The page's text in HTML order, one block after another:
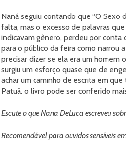
Naná seguiu contando que “O Sexo
falta, mas o excesso de palavras
indicavam gênero, perdeu por conta
para o público da feira como narrou
precisar dizer se ela era um homem
surgiu um esforço quase que de
achar um caminho de escrita em
Patuá, o livro pode ser conferido
Escute o que Nana DeLuca escreveu
Recomendável para ouvidos sensíveis